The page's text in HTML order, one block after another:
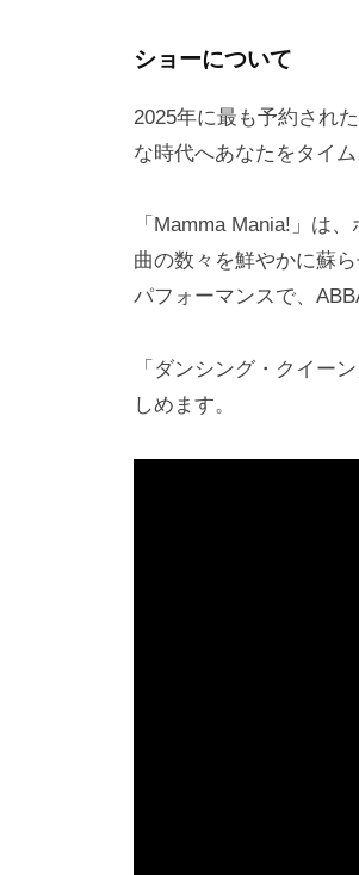
ショーについて
2025年に最も予約され
な時代へあなたをタイ
「Mamma Mania!」は
曲の数々を鮮やかに蘇
パフォーマンスで、
「ダンシング・クイー
しめます。